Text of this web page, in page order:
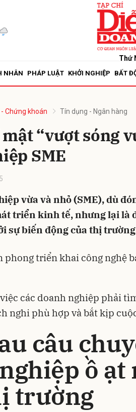
Thứ
NHÂN PHÁP LUẬT KHỞI NGHIỆP BẤT
Chứng khoán Tín dụng - Ngân hàng
“vượt sóng
SME
vừa và nhỏ (SME), dù
triển kinh tế, nhưng lại là
sự biến động của thị
triển khai công nghệ
các doanh nghiệp phải
nghi phù hợp và bắt kịp
câu
ồ
trường